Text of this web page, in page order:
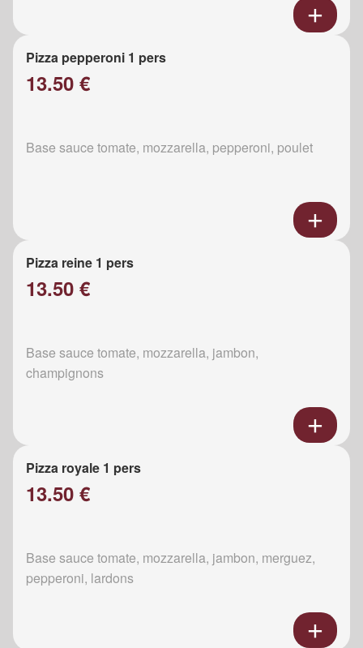
Pizza pepperoni 1 pers
13.50 €
Base sauce tomate, mozzarella, pepperoni, poulet
Pizza reine 1 pers
13.50 €
Base sauce tomate, mozzarella, jambon,
champignons
Pizza royale 1 pers
13.50 €
Base sauce tomate, mozzarella, jambon, merguez,
pepperoni, lardons